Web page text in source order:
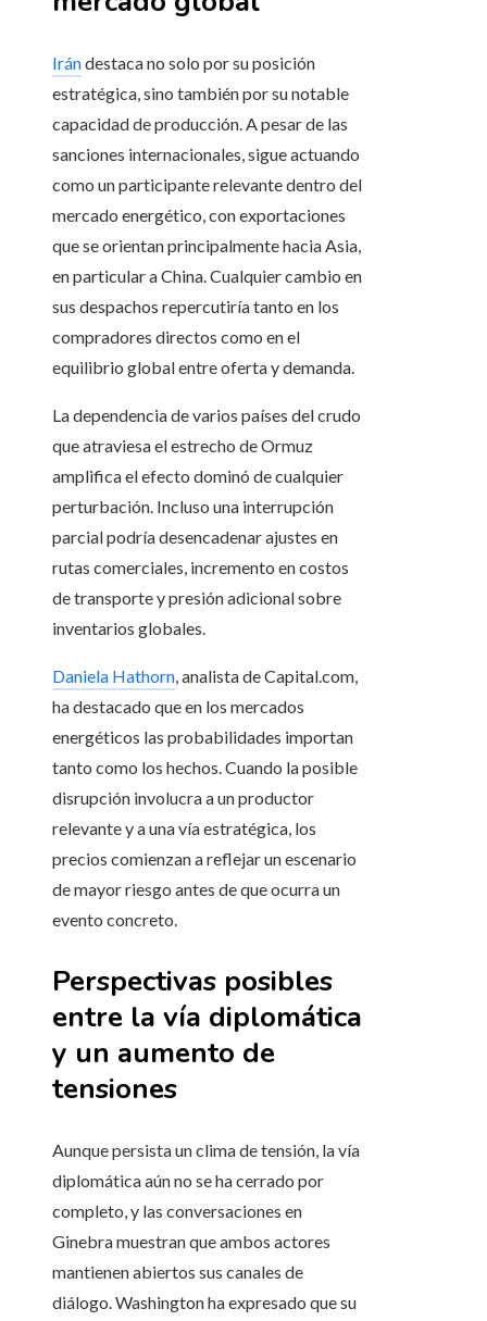
Irándestaca no solo por su posición
estratégica, sino también por su notable
capacidad de producción. A pesar de las
sanciones internacionales, sigue actuando
como un participante relevante dentro del
mercado energético, con exportaciones
que se orientan principalmente hacia Asia,
en particular a China. Cualquier cambio en
sus despachos repercutiría tanto en los
compradores directos como en el
equilibrio global entre oferta y demanda.
La dependencia de varios países del crudo
que atraviesa el estrecho de Ormuz
amplifica el efecto dominó de cualquier
perturbación. Incluso una interrupción
parcial podría desencadenar ajustes en
rutas comerciales, incremento en costos
de transporte y presión adicional sobre
inventarios globales.
Daniela Hathorn, analista de Capital.com,
ha destacado que en los mercados
energéticos las probabilidades importan
tanto como los hechos. Cuando la posible
disrupción involucra a un productor
relevante y a una vía estratégica, los
precios comienzan a reflejar un escenario
de mayor riesgo antes de que ocurra un
evento concreto.
Perspectivas posibles
entre la vía diplomática
y un aumento de
tensiones
Aunque persista un clima de tensión, la vía
diplomática aún no se ha cerrado por
completo, y las conversaciones en
Ginebra muestran que ambos actores
mantienen abiertos sus canales de
diálogo. Washington ha expresado que su